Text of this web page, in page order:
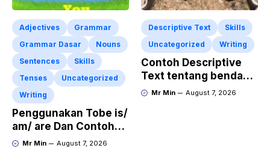
Adjectives
Grammar
Grammar Dasar
Nouns
Sentences
Skills
Tenses
Uncategorized
Writing
Penggunakan Tobe is/
am/ are Dan Contoh
Kalimat Bahasa
Mr Min August 7, 2026
Descriptive Text
Skills
Uncategorized
Writing
Contoh Descriptive
Text tentang benda
“Diecast JADA –
Mr Min August 7, 2026